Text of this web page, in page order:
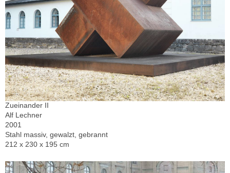
Zueinander II
Alf Lechner
2001
Stahl massiv, gewalzt, gebrannt
212 x 230 x 195 cm